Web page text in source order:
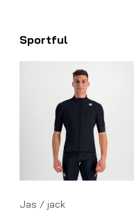
Sportful
Jas / jack